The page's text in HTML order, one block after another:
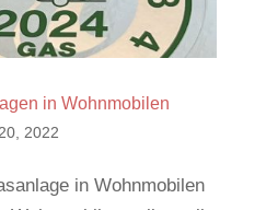
in Wohnmobilen
2022
in Wohnmobilen